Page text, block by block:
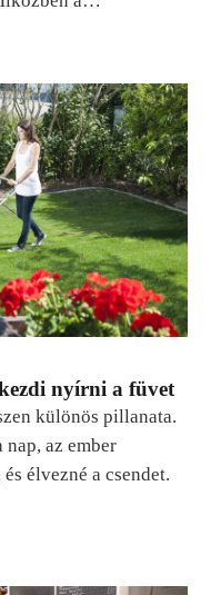
nyírni a füvet
különös pillanata.
nap, az ember
élvezné a csendet.